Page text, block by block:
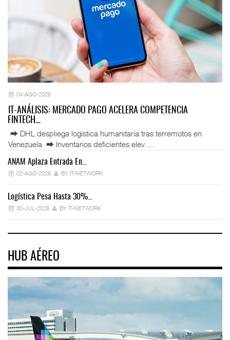
04-AGO-2026
IT-ANÁLISIS: MERCADO PAGO ACELERA COMPETENCIA
FINTECH…
⮕ DHL despliega logística humanitaria tras terremotos en
Venezuela ⮕ Inventarios deficientes elev ...
ANAM Aplaza Entrada En…
02-AGO-2026 BY IT-NETWORK
Logística Pesa Hasta 30%…
30-JUL-2026 BY IT-NETWORK
HUB AÉREO